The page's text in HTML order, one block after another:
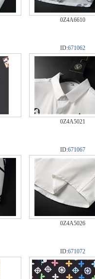
0Z4A6610
ID:671062
0Z4A5021
ID:671067
0Z4A5026
ID:671072